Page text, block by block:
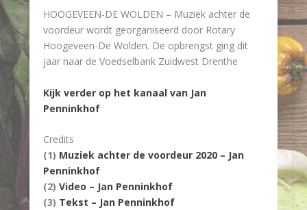
HOOGEVEEN-DE WOLDEN – Muziek achter de
voordeur wordt georganiseerd door Rotary
Hoogeveen-De Wolden. De opbrengst ging dit
jaar naar de Voedselbank Zuidwest Drenthe
Kijk verder op het kanaal van Jan
Penninkhof
Credits
(1) Muziek achter de voordeur 2020 – Jan
Penninkhof
(2) Video – Jan Penninkhof
(3) Tekst – Jan Penninkhof